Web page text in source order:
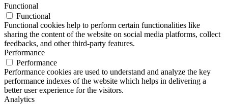
Functional
Functional
Functional cookies help to perform certain functionalities like
sharing the content of the website on social media platforms, collect
feedbacks, and other third-party features.
Performance
Performance
Performance cookies are used to understand and analyze the key
performance indexes of the website which helps in delivering a
better user experience for the visitors.
Analytics